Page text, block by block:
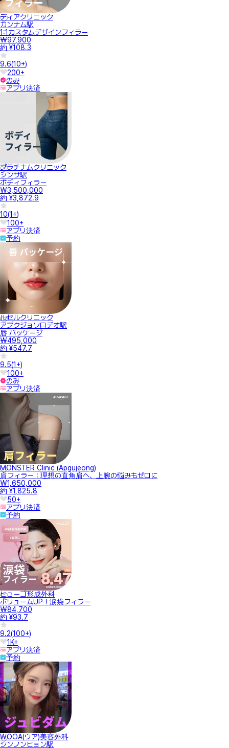
ディアクリニック
カンナム駅
1:1カスタムデザインフィラー
₩97,900
約 ¥108.3
9.6(10+)
200+
のみ
アプリ決済
プラチナムクリニック
シンサ駅
ボディフィラー
₩3,500,000
約 ¥3,872.9
10(1+)
100+
アプリ決済
予約
ルセルクリニック
アプクジョソロデオ駅
唇 パッケージ
₩495,000
約 ¥547.7
9.5(1+)
100+
のみ
アプリ決済
MONSTER Clinic (Apgujeong)
肩フィラー：理想の直角肩へ、上腕の悩みもゼロに
₩1,650,000
約 ¥1,825.8
50+
アプリ決済
予約
ヒューゴ形成外科
ボリュームUP！涙袋フィラー
₩84,700
約 ¥93.7
9.2(100+)
1K+
アプリ決済
予約
WOOA(ウア)美容外科
シンノンヒョン駅